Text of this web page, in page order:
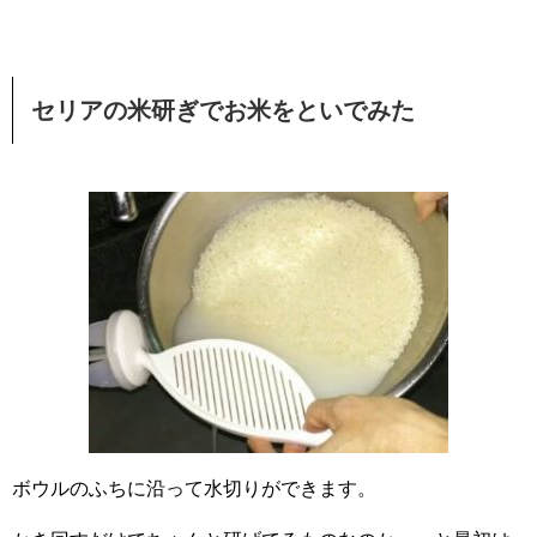
セリアの米研ぎでお米をといでみた
ボウルのふちに沿って水切りができます。